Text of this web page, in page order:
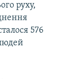
руху,
576